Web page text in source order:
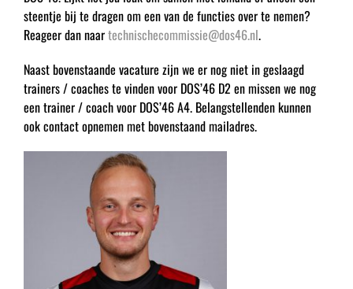
steentje bij te dragen om een van de functies over te nemen?
Reageer dan naartechnischecommissie@dos46.nl.
Naast bovenstaande vacature zijn we er nog niet in geslaagd
trainers / coaches te vinden voor DOS’46 D2 en missen we nog
een trainer / coach voor DOS’46 A4. Belangstellenden kunnen
ook contact opnemen met bovenstaand mailadres.